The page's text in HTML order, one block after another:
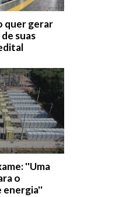
quer gerar
suas
''Uma
o
energia''